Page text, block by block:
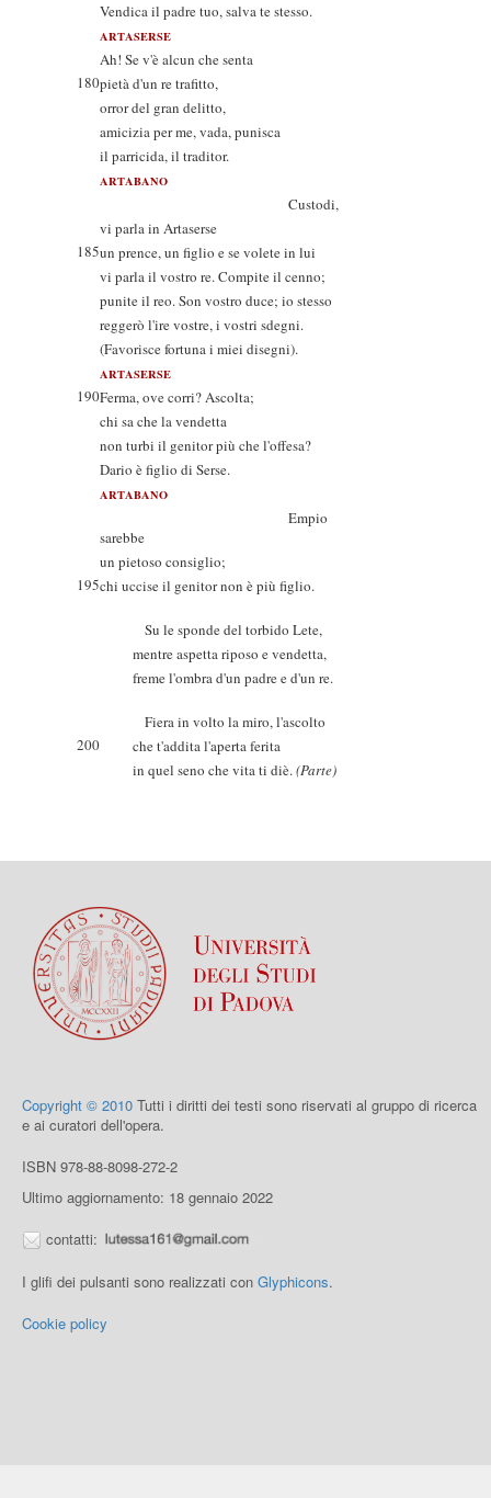
Vendica il padre tuo, salva te stesso.
ARTASERSE
Ah! Se v'è alcun che senta
180pietà d'un re trafitto,
orror del gran delitto,
amicizia per me, vada, punisca
il parricida, il traditor.
ARTABANO
Custodi,
vi parla in Artaserse
185un prence, un figlio e se volete in lui
vi parla il vostro re. Compite il cenno;
punite il reo. Son vostro duce; io stesso
reggerò l'ire vostre, i vostri sdegni.
(Favorisce fortuna i miei disegni).
ARTASERSE
190Ferma, ove corri? Ascolta;
chi sa che la vendetta
non turbi il genitor più che l'offesa?
Dario è figlio di Serse.
ARTABANO
Empio
sarebbe
un pietoso consiglio;
195chi uccise il genitor non è più figlio.
Su le sponde del torbido Lete,
mentre aspetta riposo e vendetta,
freme l'ombra d'un padre e d'un re.
Fiera in volto la miro, l'ascolto
200
che t'addita l'aperta ferita
in quel seno che vita ti diè.(Parte)
Copyright © 2010 Tutti i diritti dei testi sono riservati al gruppo di ricerca
e ai curatori dell'opera.
ISBN 978-88-8098-272-2
Ultimo aggiornamento: 18 gennaio 2022
contatti:
I glifi dei pulsanti sono realizzati con Glyphicons.
Cookie policy